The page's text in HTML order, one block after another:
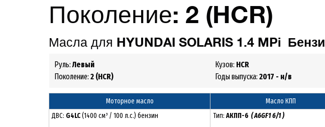
Поколение: 2 (HCR)
Масла для HYUNDAI SOLARIS 1.4 MPi
Руль:Левый
Поколение: 2 (HCR)
Кузов: HCR
Годы выпуска: 2017 - н/в
Моторное масло Масло КПП
ДВС: G4LC(1400 см³ / 100 л.с.) бензин
Тип: АКПП-6 ( A6GF1 6/1 )